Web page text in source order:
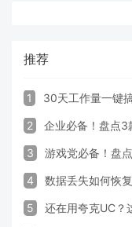
推荐
1 30天工作量一键
2 企业必备！盘点3
3 游戏党必备！盘
4 数据丢失如何恢
5 还在用夸克UC？